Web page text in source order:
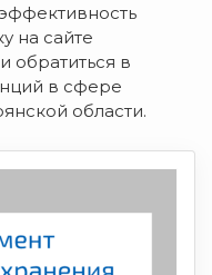
на сайте
обратиться в
в сфере
области.